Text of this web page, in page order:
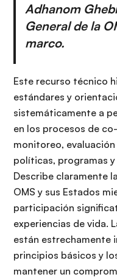
Adhanom
General de la
marco.
Este recurso técnico
estándares y
sistemáticamente a
en los procesos de
monitoreo,
políticas, programas
Describe claramente
OMS y sus Estados
participación
experiencias de vida.
están estrechamente
principios básicos y
mantener un